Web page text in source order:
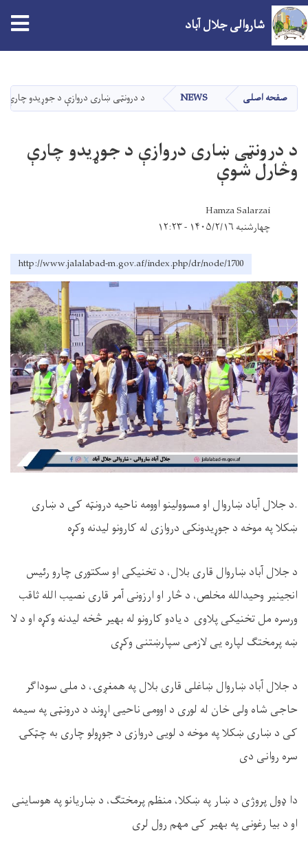
main
content
شاروالی جلال آباد
صفحه اصلی NEWS د درونټی ښاری دروازې د جوړیدو
د درونټی ښاری دروازې د جوړیدو چارې
وڅارل شوې
Hamza Salarzai
چهارشنبه ۱۴۰۵/۲/۱۶ - ۱۲:۲۳
http://www.jalalabad-m.gov.af/index.php/dr/node/1700
.د جلال آباد ښاروال او مسوولینو اوومه ناحیه درونټه کی د ښاری
ښکلا په موخه د جوړیدونکی دروازی له کارونو لیدنه وکړه
د جلال آباد ښاروال قاری بلال، د تخنیکی او سکتوری چارو رئیس
انجینیر وحیدالله مخلص، د څار او ارزونی آمر قاری نصیب الله ثاقب
ورسره مل تخنیکی پلاوی د یادو کارونو له بهیر څخه لیدنه وکړه او د لا
ښه پرمختګ لپاره یی لازمی سپارښتنی وکړی
د جلال آباد ښاروال ښاغلی قاری بلال په همغږۍ، د ملی سوداګر
حاجی شاه ولی خان له لوری د اوومی ناحیی اړوند د درونټی په سیمه
کی د ښاری ښکلا په موخه د لویی دروازی د جوړولو چاری به چټکۍ
سره روانی دی
دا ډول پروژی د ښار په ښکلا، منظم پرمختګ، د ښاریانو په هوساینی
او د بیا رغونی په بهیر کی مهم رول لری